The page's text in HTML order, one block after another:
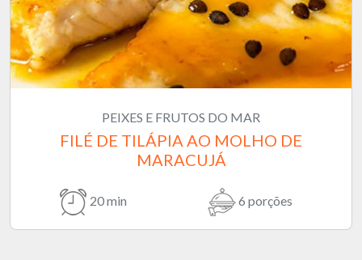
PEIXES E FRUTOS DO MAR
FILÉ DE TILÁPIA AO MOLHO DE
MARACUJÁ
20 min 6 porções